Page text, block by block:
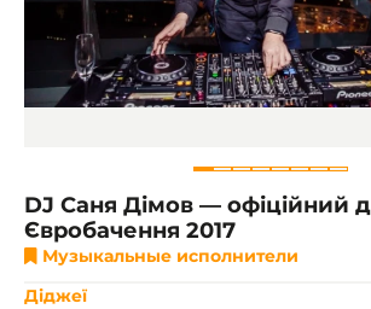
8
DJ Саня Дімов — офіційний
Євробачення 2017
Музыкальные исполнители
Діджеї